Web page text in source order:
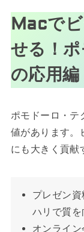
Macで
せる！
の応用編
ポモドーロ・テ
値があります。
にも大きく貢献
プレゼン
ハリで質を
オンライ